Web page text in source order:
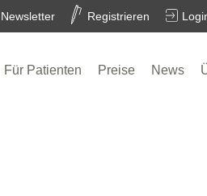
Registrieren
Newsletter
Für Patienten Preise News